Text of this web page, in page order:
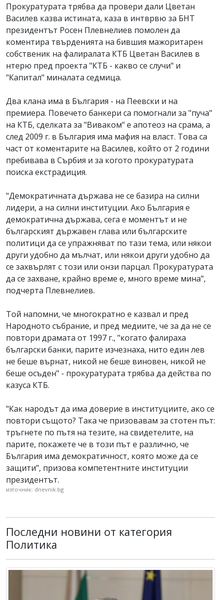
Прокуратурата трябва да провери дали Цветан
Василев казва истината, каза в интврвю за БНТ
президентът Росен Плевнелиев помолен да
коментира твърденията на бившия мажоритарен
собственик на фалиралата КТБ Цветан Василев в
нтерю пред проекта "КТБ - какво се случи" и
"Капитал" миналата седмица.
Два клана има в България - на Пеевски и на
премиера. Повечето банкери са помогнали за "пуча"
на КТБ, сделката за "Виваком" е апотеоз на срама, а
след 2009 г. в България има мафия на власт. Това са
част от коментарите на Василев, който от 2 години
пребивава в Сърбия и за когото прокуратурата
поиска екстрадиция.
"Демократичната държава не се базира на силни
лидери, а на силни институции. Ако България е
демократична държава, сега е моментът и не
българският държавен глава или българските
политици да се упражняват по тази тема, или някои
други удобно да мълчат, или някои други удобно да
се захвърлят с този или онзи парцал. Прокуратурата
да се захване, крайно време е, много време мина",
подчерта Плевнелиев.
Той напомни, че многократно е казвал и пред
Народното събрание, и пред медиите, че за да не се
повтори драмата от 1997 г., "когато фалираха
български банки, парите изчезнаха, нито един лев
не беше върнат, никой не беше виновен, никой не
беше осъден" - прокуратурата трябва да действа по
казуса КТБ.
"Как народът да има доверие в институциите, ако се
повтори същото? Така че призовавам за стотен път:
тръгнете по пътя на тезите, на свидетелите, на
парите, покажете че в този път е различно, че
България има демократичност, която може да се
защити", призова компетентните институции
президентът.
източник: dnevnik.bg
Последни новини от категория
Политика